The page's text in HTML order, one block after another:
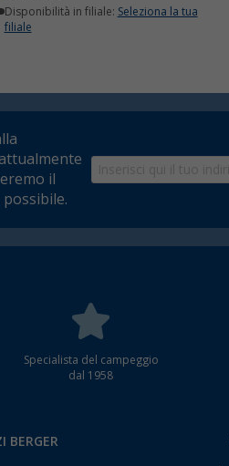
Disponibilità in filiale: Seleziona la tua
filiale
il
Specialista del campeggio
dal 1958
BERGER